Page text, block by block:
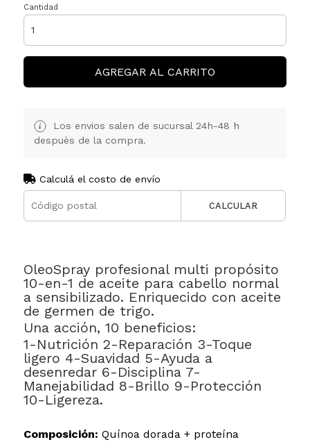
Cantidad
AGREGAR AL CARRITO
Los envios salen de sucursal 24h-48 h
despuès de la compra.
Calculá el costo de envío
CALCULAR
OleoSpray profesional multi propósito
10-en-1 de aceite para cabello normal
a sensibilizado. Enriquecido con aceite
de germen de trigo.
Una acción, 10 beneficios:
1-Nutrición 2-Reparación 3-Toque
ligero 4-Suavidad 5-Ayuda a
desenredar 6-Disciplina 7-
Manejabilidad 8-Brillo 9-Protección
10-Ligereza.
Composición: Quínoa dorada + proteína